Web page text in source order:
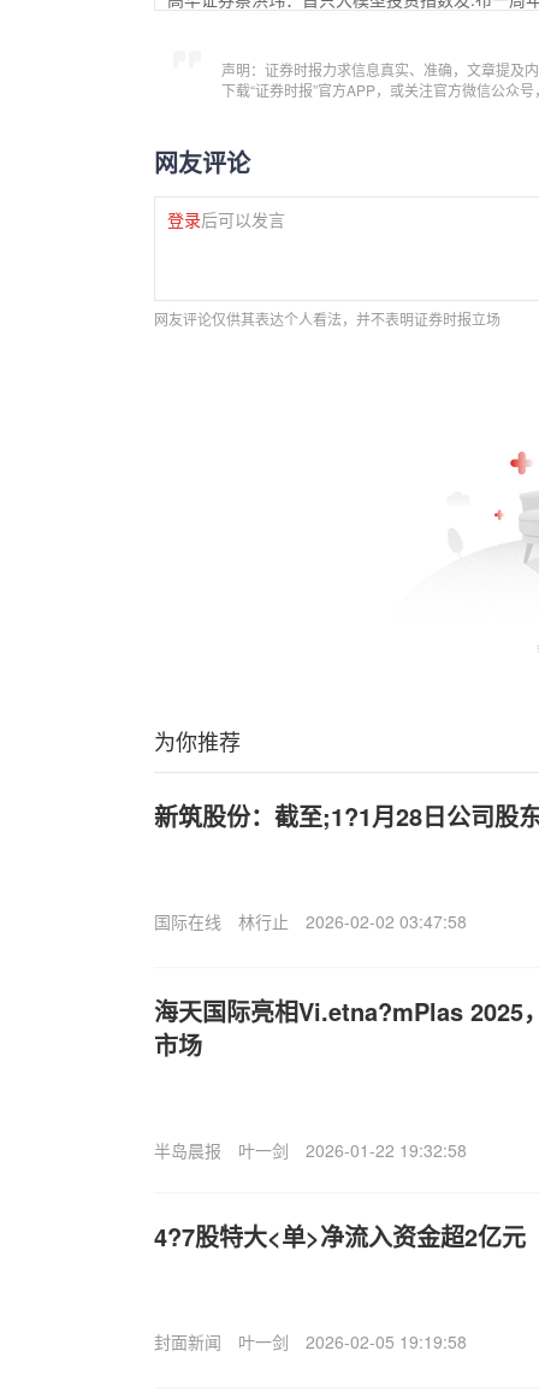
声明：证券时报力求信息真实、准确，文章提及
下载“证券时报”官方APP，或关注官方微信公众
网友评论
登录后可以发言
网友评论仅供其表达个人看法，并不表明证券时报立场
为你推荐
新筑股份：截至;1?1月28日公司股
国际在线 林行止 2026-02-02 03:47:58
海天国际亮相Vi.etna?mPlas 2025
市场
半岛晨报 叶一剑 2026-01-22 19:32:58
4?7股特大<单>净流入资金超2亿元
封面新闻 叶一剑 2026-02-05 19:19:58